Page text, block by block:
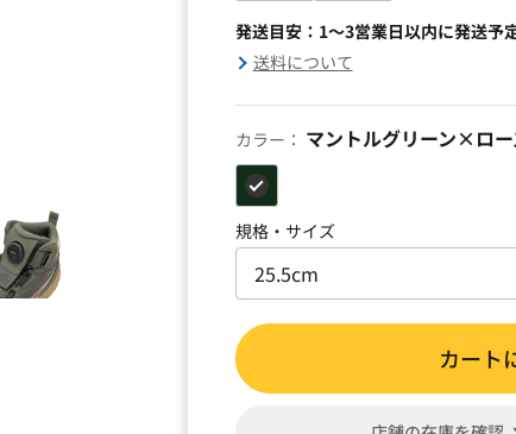
発送目安：1～3営業日以内に発送予
送料について
カラー： マントルグリーン×ロ
規格・サイズ
カート